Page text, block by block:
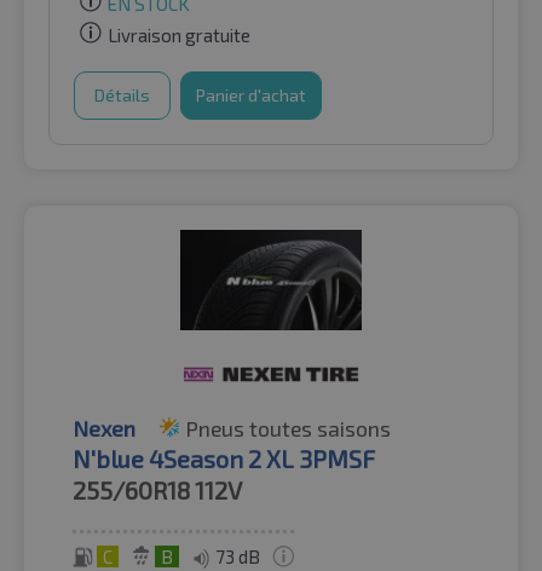
Livraison gratuite
Détails Panier d'achat
Nexen Pneus toutes saisons
N'blue 4Season 2 XL 3PMSF
255/60R18112V
C B 73 dB